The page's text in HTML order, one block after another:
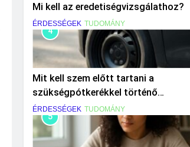
Mi kell az eredetiségvizsgálathoz?
ÉRDESSÉGEK TUDOMÁNY
4
Mit kell szem előtt tartani a
szükségpótkerékkel történő
közlekedéskor?
ÉRDESSÉGEK TUDOMÁNY
5